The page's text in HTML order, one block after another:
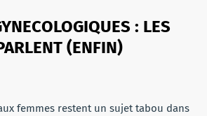
: LES
(ENFIN)
femmes restent un sujet tabou dans